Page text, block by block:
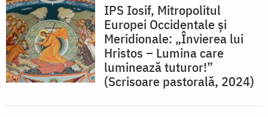
IPS Iosif, Mitropolitul
Europei Occidentale și
Meridionale: „Învierea lui
Hristos – Lumina care
luminează tuturor!”
(Scrisoare pastorală, 2024)